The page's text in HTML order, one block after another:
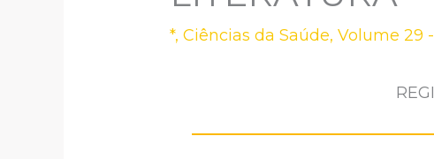
*,Ciências da Saúde,Volume 29